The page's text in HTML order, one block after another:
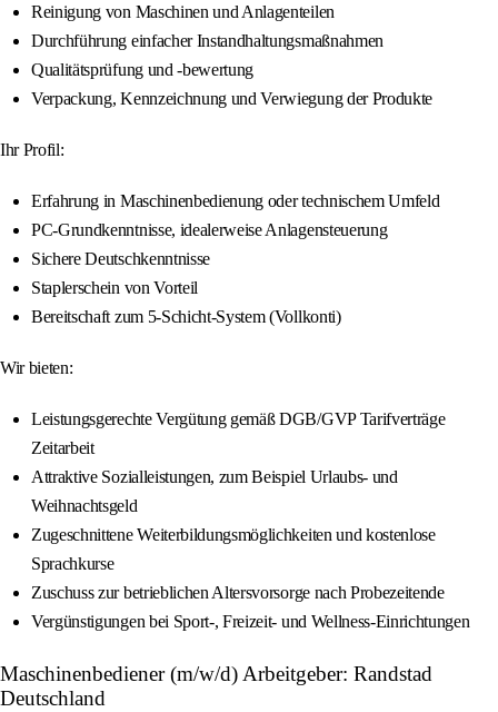
Reinigung von Maschinen und Anlagenteilen
Durchführung einfacher Instandhaltungsmaßnahmen
Qualitätsprüfung und -bewertung
Verpackung, Kennzeichnung und Verwiegung der Produkte
Ihr Profil:
Erfahrung in Maschinenbedienung oder technischem Umfeld
PC-Grundkenntnisse, idealerweise Anlagensteuerung
Sichere Deutschkenntnisse
Staplerschein von Vorteil
Bereitschaft zum 5-Schicht-System (Vollkonti)
Wir bieten:
Leistungsgerechte Vergütung gemäß DGB/GVP Tarifverträge
Zeitarbeit
Attraktive Sozialleistungen, zum Beispiel Urlaubs- und
Weihnachtsgeld
Zugeschnittene Weiterbildungsmöglichkeiten und kostenlose
Sprachkurse
Zuschuss zur betrieblichen Altersvorsorge nach Probezeitende
Vergünstigungen bei Sport-, Freizeit- und Wellness-Einrichtungen
Maschinenbediener (m/w/d) Arbeitgeber: Randstad
Deutschland